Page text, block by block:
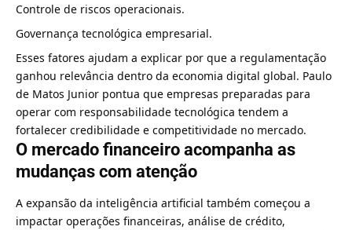
Controle de riscos operacionais.
Governança tecnológica empresarial.
Esses fatores ajudam a explicar por que a regulamentação
ganhou relevância dentro da economia digital global. Paulo
de Matos Junior pontua que empresas preparadas para
operar com responsabilidade tecnológica tendem a
fortalecer credibilidade e competitividade no mercado.
O mercado financeiro acompanha as
mudanças com atenção
A expansão da inteligência artificial também começou a
impactar operações financeiras, análise de crédito,